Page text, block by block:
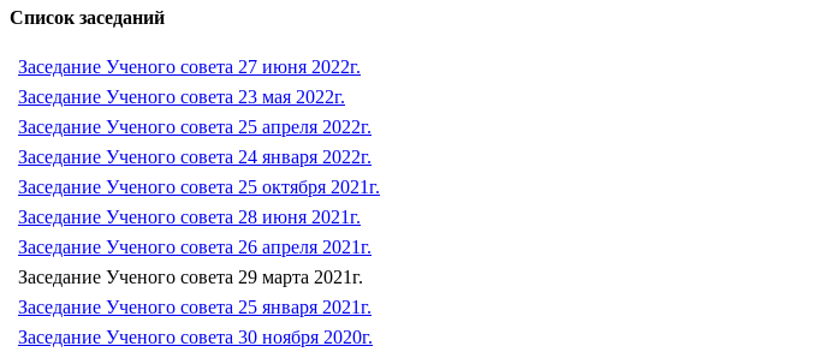
Список заседаний
Заседание Ученого совета 27 июня 2022г.
Заседание Ученого совета 23 мая 2022г.
Заседание Ученого совета 25 апреля 2022г.
Заседание Ученого совета 24 января 2022г.
Заседание Ученого совета 25 октября 2021г.
Заседание Ученого совета 28 июня 2021г.
Заседание Ученого совета 26 апреля 2021г.
Заседание Ученого совета 29 марта 2021г.
Заседание Ученого совета 25 января 2021г.
Заседание Ученого совета 30 ноября 2020г.